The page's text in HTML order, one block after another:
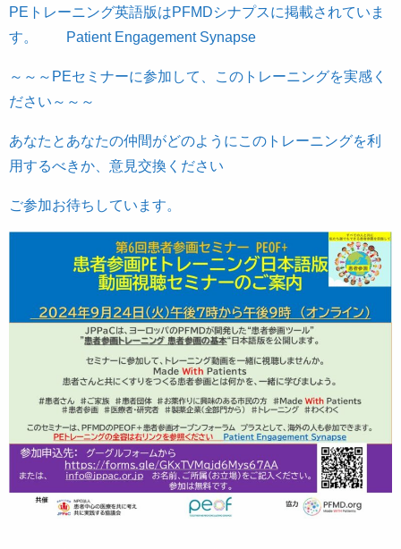
PE トレーニング英語版はPFMDシナプスに掲載されていま
す。
Patient Engagement Synapse
～～～PEセミナーに参加して、このトレーニングを実感く
ださい～～～
あなたとあなたの仲間がどのようにこのトレーニングを利
用するべきか、意見交換ください
ご参加お待ちしています。